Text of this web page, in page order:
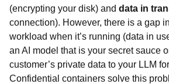
(encrypting your disk) and data in
connection). However, there is a gap
workload when it’s running (data in
an AI model that is your secret sauce
customer’s private data to your LLM
Confidential containers solve this